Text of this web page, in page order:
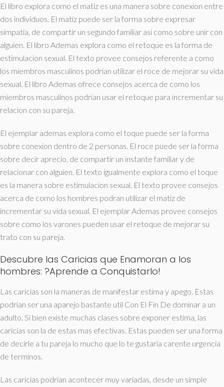
El libro explora como el matiz es una manera sobre conexion entre
dos individuos. El matiz puede ser la forma sobre expresar
simpatia, de compartir un segundo familiar asi­ como sobre unir con
alguien. El libro Ademas explora como el retoque es la forma de
estimulacion sexual. El texto provee consejos referente a como
los miembros masculinos podri­an utilizar el roce de mejorar su vida
sexual. El libro Ademas ofrece consejos acerca de como los
miembros masculinos podri­an usar el retoque para incrementar su
relacion con su pareja.
El ejemplar ademas explora como el toque puede ser la forma
sobre conexion dentro de 2 personas. El roce puede ser la forma
sobre decir aprecio, de compartir un instante familiar y de
relacionar con alguien. El texto igualmente explora como el toque
es la manera sobre estimulacion sexual. El texto provee consejos
acerca de como los hombres podran utilizar el matiz de
incrementar su vida sexual. El ejemplar Ademas provee consejos
sobre como los varones pueden usar el retoque de mejorar su
trato con su pareja.
Descubre las Caricias que Enamoran a los
hombres: ?Aprende a Conquistarlo!
Las caricias son la maneras de manifestar estima y apego. Estas
podri­an ser una aparejo bastante util Con El Fin De dominar a un
adulto. Si bien existe muchas clases sobre exponer estima, las
caricias son la de estas mas efectivas. Estas pueden ser una forma
de decirle a tu pareja lo mucho que lo te gustaria carente urgencia
de terminos.
Las caricias podri­an acontecer muy variadas, desde un simple